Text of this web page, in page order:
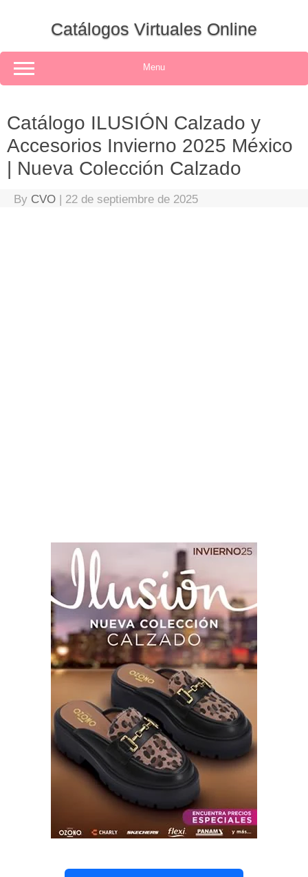
Catálogos Virtuales Online
Menu
Catálogo ILUSIÓN Calzado y
Accesorios Invierno 2025 México
| Nueva Colección Calzado
By CVO | 22 de septiembre de 2025